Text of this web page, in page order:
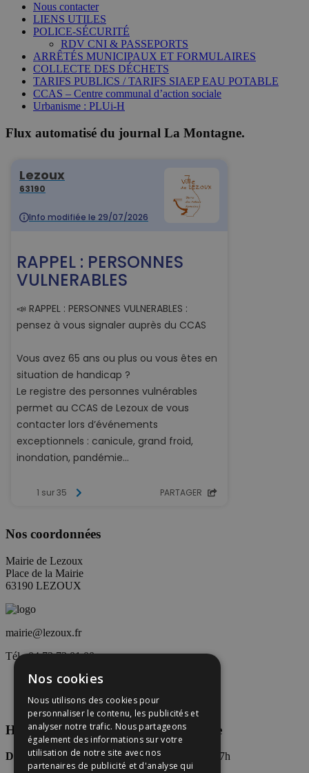
Nous contacter
LIENS UTILES
POLICE-SÉCURITÉ
RDV CNI & PASSEPORTS
ARRÊTÉS MUNICIPAUX ET FORMULAIRES
COLLECTE DES DÉCHETS
TARIFS PUBLICS / TARIFS SIAEP EAU POTABLE
CCAS – Centre communal d’action sociale
Urbanisme : PLUi-H
Flux automatisé du journal La Montagne.
Nos coordonnées
Mairie de Lezoux
Place de la Mairie
63190 LEZOUX
mairie@lezoux.fr
Tél : 04 73 73 01 00
Horaires d’accueil du public en Mairie
Du Lundi au vendredi: 8h30-12h30 / 13h30-17h
Nos cookies
Nous utilisons des cookies pour
personnaliser le contenu, les publicités et
analyser notre trafic. Nous partageons
également des informations sur votre
utilisation de notre site avec nos
partenaires de publicité et d'analyse qui